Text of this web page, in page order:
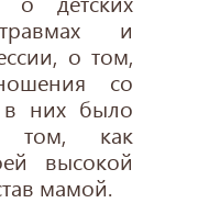
травмах и
о том,
со
них было
как
высокой
мамой.